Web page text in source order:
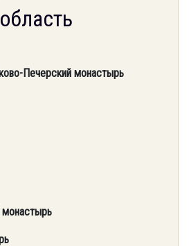
Печерский монастырь
монастырь